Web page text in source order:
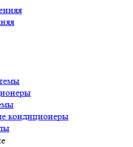
кондиционеры